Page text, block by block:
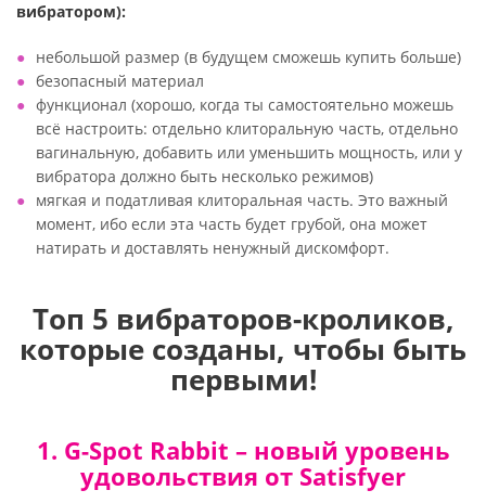
вибратором):
небольшой размер (в будущем сможешь купить больше)
безопасный материал
функционал (хорошо, когда ты самостоятельно можешь
всё настроить: отдельно клиторальную часть, отдельно
вагинальную, добавить или уменьшить мощность, или у
вибратора должно быть несколько режимов)
мягкая и податливая клиторальная часть. Это важный
момент, ибо если эта часть будет грубой, она может
натирать и доставлять ненужный дискомфорт.
Топ 5 вибраторов-кроликов,
которые созданы, чтобы быть
первыми!
1. G-Spot Rabbit – новый уровень
удовольствия от Satisfyer